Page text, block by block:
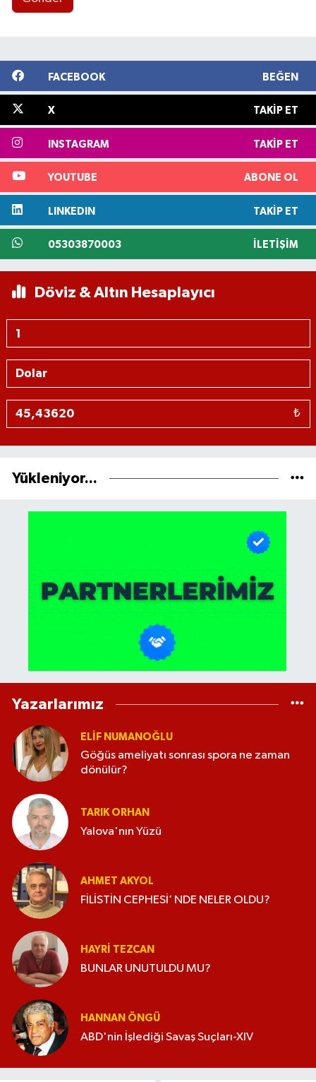
FACEBOOK BEĞEN
X TAKIP ET
INSTAGRAM TAKIP ET
YOUTUBE ABONE OL
LINKEDIN TAKIP ET
05303870003 İLETIŞIM
Döviz & Altın Hesaplayıcı
₺
Yükleniyor...
Yazarlarımız
ELİF NUMANOĞLU
Göğüs ameliyatı sonrası spora ne zaman
dönülür?
TARIK ORHAN
Yalova'nın Yüzü
AHMET AKYOL
FİLİSTİN CEPHESİ’ NDE NELER OLDU?
HAYRI TEZCAN
BUNLAR UNUTULDU MU?
HANNAN ÖNGÜ
ABD'nin İşlediği Savaş Suçları-XIV